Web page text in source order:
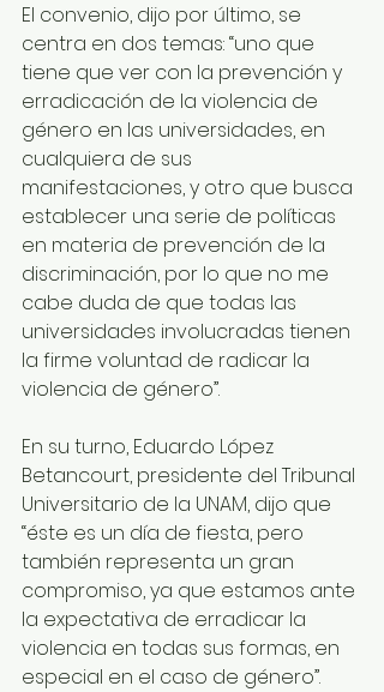
El convenio, dijo por último, se
centra en dos temas: “uno que
tiene que ver con la prevención y
erradicación de la violencia de
género en las universidades, en
cualquiera de sus
manifestaciones, y otro que busca
establecer una serie de políticas
en materia de prevención de la
discriminación, por lo que no me
cabe duda de que todas las
universidades involucradas tienen
la firme voluntad de radicar la
violencia de género”.
En su turno, Eduardo López
Betancourt, presidente del Tribunal
Universitario de la UNAM, dijo que
“éste es un día de fiesta, pero
también representa un gran
compromiso, ya que estamos ante
la expectativa de erradicar la
violencia en todas sus formas, en
especial en el caso de género”.